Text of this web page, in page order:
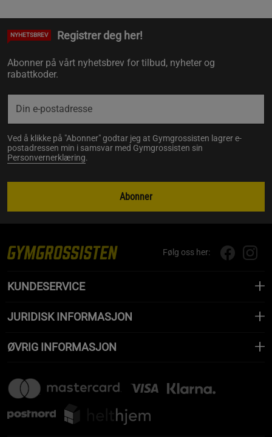
NYHETSBREV Registrer deg her!
Abonner på vårt nyhetsbrev for tilbud, nyheter og
rabattkoder.
Ved å klikke på "Abonner" godtar jeg at Gymgrossisten lagrer e-
postadressen min i samsvar med Gymgrossisten sin
Personvernerklæring.
Abonner
Følg oss her:
KUNDESERVICE
JURIDISK INFORMASJON
ØVRIG INFORMASJON